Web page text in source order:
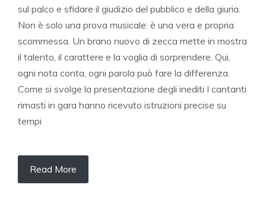
sul palco e sfidare il giudizio del pubblico e della giuria.
Non è solo una prova musicale: è una vera e propria
scommessa. Un brano nuovo di zecca mette in mostra
il talento, il carattere e la voglia di sorprendere. Qui,
ogni nota conta, ogni parola può fare la differenza.
Come si svolge la presentazione degli inediti I cantanti
rimasti in gara hanno ricevuto istruzioni precise su
tempi
Read More